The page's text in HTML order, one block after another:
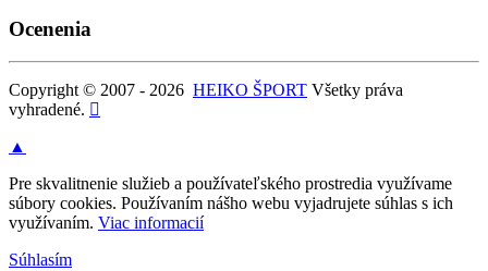
Ocenenia
Copyright © 2007 - 2026 HEIKO ŠPORT Všetky práva
vyhradené.
▲
Pre skvalitnenie služieb a používateľského prostredia využívame
súbory cookies. Používaním nášho webu vyjadrujete súhlas s ich
využívaním. Viac informacií
Súhlasím